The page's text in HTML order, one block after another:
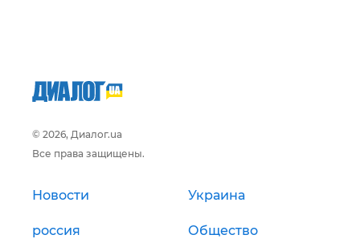
© 2026, Диалог.ua
Все права защищены.
Новости Украина
россия Общество